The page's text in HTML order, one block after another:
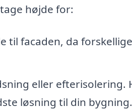
højde for:
til facaden, da forskellige
eller efterisolering.
løsning til din bygning.